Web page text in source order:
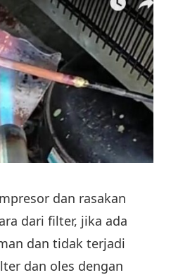
dan rasakan
dari filter, jika ada
dan tidak terjadi
dan oles dengan